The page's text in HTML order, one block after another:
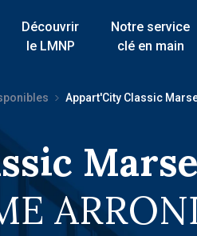
Découvrir
le LMNP
Notre service
clé en main
Appart'City Classic